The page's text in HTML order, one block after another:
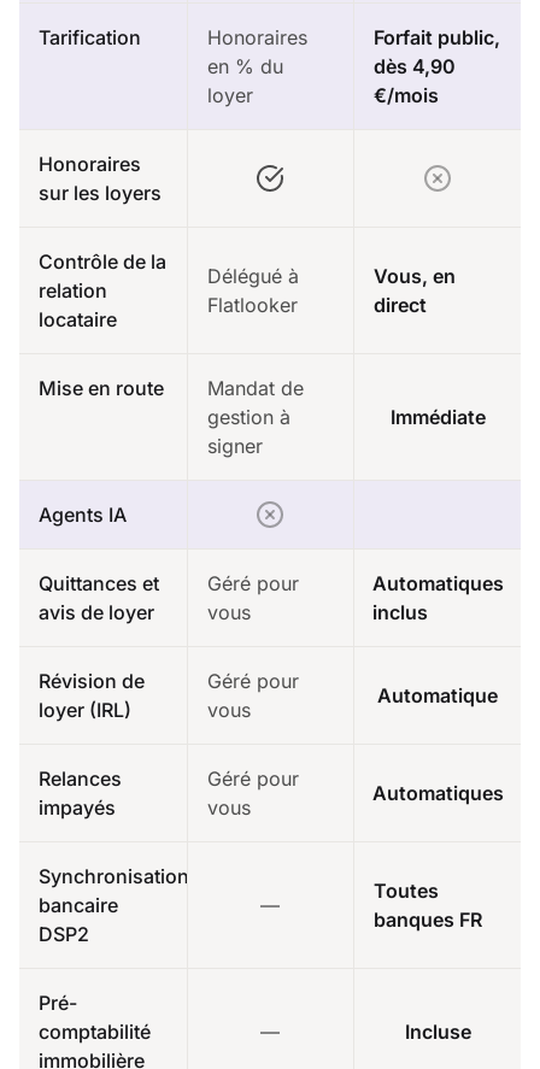
Tarification
Honoraires
en % du
loyer
Forfait public,
dès 4,90
€/mois
Honoraires
sur les loyers
Contrôle de la
relation
locataire
Délégué à
Flatlooker
Vous, en
direct
Mise en route
Mandat de
gestion à
signer
Immédiate
Agents IA
Quittances et
avis de loyer
Géré pour
vous
Automatiques
inclus
Révision de
loyer (IRL)
Géré pour
vous
Automatique
Relances
impayés
Géré pour
vous
Automatiques
Synchronisation
bancaire
DSP2
—
Toutes
banques FR
Pré-
comptabilité
immobilière
— Incluse